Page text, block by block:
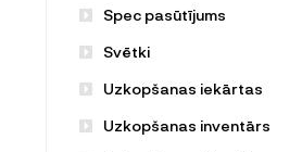
Spec pasūtījums
Svētki
Uzkopšanas iekārtas
Uzkopšanas inventārs